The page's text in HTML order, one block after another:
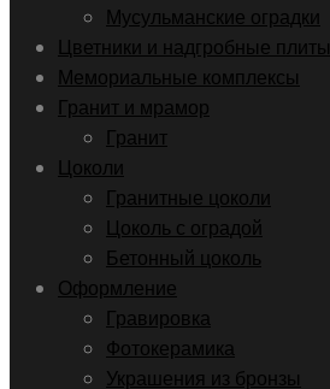
Мусульманские оградки
Цветники и надгробные плиты
Мемориальные комплексы
Гранит и мрамор
Гранит
Цоколи
Гранитные цоколи
Цоколь с оградой
Бетонный цоколь
Оформление
Гравировка
Фотокерамика
Украшения из бронзы